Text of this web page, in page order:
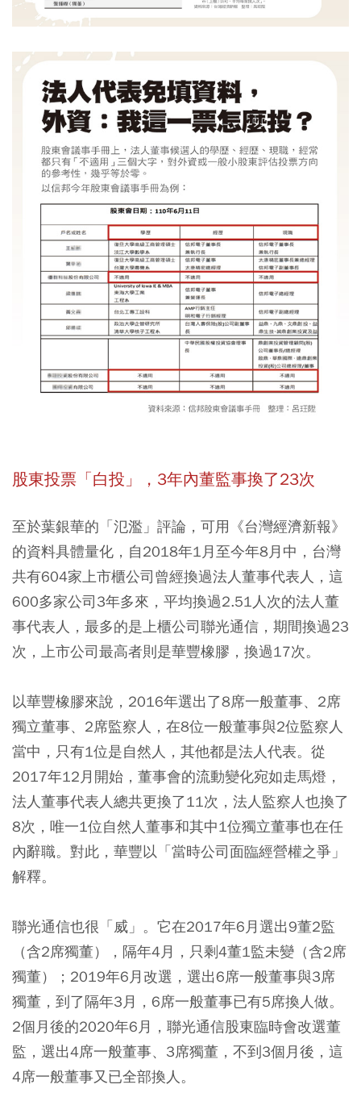
股東投票「白投」，3年內董監事換了23次
至於葉銀華的「氾濫」評論，可用《台灣經濟新報》
的資料具體量化，自2018年1月至今年8月中，台灣
共有604家上市櫃公司曾經換過法人董事代表人，這
600多家公司3年多來，平均換過2.51人次的法人董
事代表人，最多的是上櫃公司聯光通信，期間換過23
次，上市公司最高者則是華豐橡膠，換過17次。
以華豐橡膠來說，2016年選出了8席一般董事、2席
獨立董事、2席監察人，在8位一般董事與2位監察人
當中，只有1位是自然人，其他都是法人代表。從
2017年12月開始，董事會的流動變化宛如走馬燈，
法人董事代表人總共更換了11次，法人監察人也換了
8次，唯一1位自然人董事和其中1位獨立董事也在任
內辭職。對此，華豐以「當時公司面臨經營權之爭」
解釋。
聯光通信也很「威」。它在2017年6月選出9董2監
（含2席獨董），隔年4月，只剩4董1監未變（含2席
獨董）；2019年6月改選，選出6席一般董事與3席
獨董，到了隔年3月，6席一般董事已有5席換人做。
2個月後的2020年6月，聯光通信股東臨時會改選董
監，選出4席一般董事、3席獨董，不到3個月後，這
4席一般董事又已全部換人。